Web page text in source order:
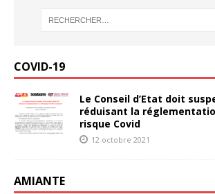
COVID-19
Le Conseil d’Etat doit
réduisant la
risque Covid
12 octobre 2021
AMIANTE